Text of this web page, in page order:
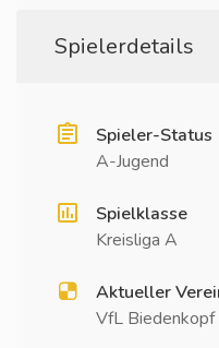
Spielerdetails
Spieler-Status
A-Jugend
Spielklasse
Kreisliga A
Aktueller
VfL Biedenkopf